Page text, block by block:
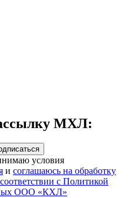
МХЛ:
условия
и соглашаюсь на обработку
с Политикой
ООО «КХЛ»